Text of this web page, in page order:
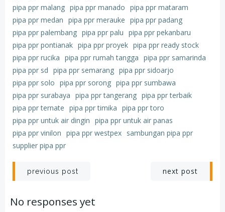
pipa ppr malang pipa ppr manado pipa ppr mataram
pipa ppr medan pipa ppr merauke pipa ppr padang
pipa ppr palembang pipa ppr palu pipa ppr pekanbaru
pipa ppr pontianak pipa ppr proyek pipa ppr ready stock
pipa ppr rucika pipa ppr rumah tangga pipa ppr samarinda
pipa ppr sd pipa ppr semarang pipa ppr sidoarjo
pipa ppr solo pipa ppr sorong pipa ppr sumbawa
pipa ppr surabaya pipa ppr tangerang pipa ppr terbaik
pipa ppr ternate pipa ppr timika pipa ppr toro
pipa ppr untuk air dingin pipa ppr untuk air panas
pipa ppr vinilon pipa ppr westpex sambungan pipa ppr
supplier pipa ppr
Post
navigation
previous post next post
No responses yet